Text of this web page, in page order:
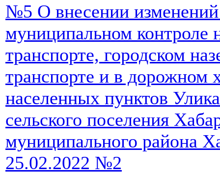
№5 О внесении
муниципальном контроле
транспорте, городском
транспорте и в дорожном
населенных пунктов
сельского поселения
муниципального района
25.02.2022 №2